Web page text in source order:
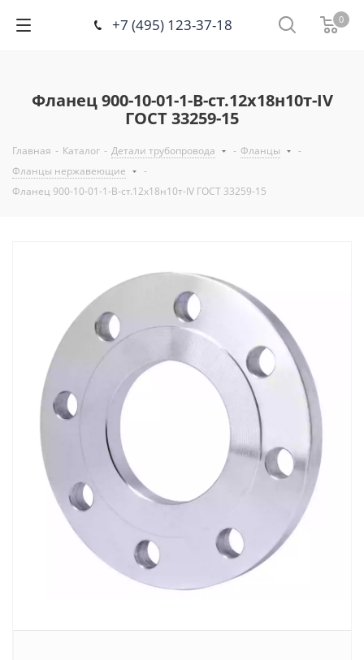
+7 (495) 123-37-18 0
Фланец 900-10-01-1-В-ст.12х18н10т-IV
ГОСТ 33259-15
Главная - Каталог - Детали трубопровода - Фланцы
-
Фланцы нержавеющие
-
Фланец 900-10-01-1-В-ст.12х18н10т-IV ГОСТ 33259-15